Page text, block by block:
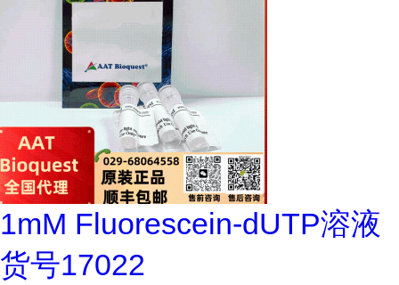
1mM Fluorescein-dUTP溶液
货号17022